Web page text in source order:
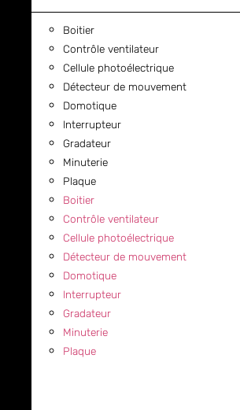
Boitier
Contrôle ventilateur
Cellule photoélectrique
Détecteur de mouvement
Domotique
Interrupteur
Gradateur
Minuterie
Plaque
Boitier
Contrôle ventilateur
Cellule photoélectrique
Détecteur de mouvement
Domotique
Interrupteur
Gradateur
Minuterie
Plaque